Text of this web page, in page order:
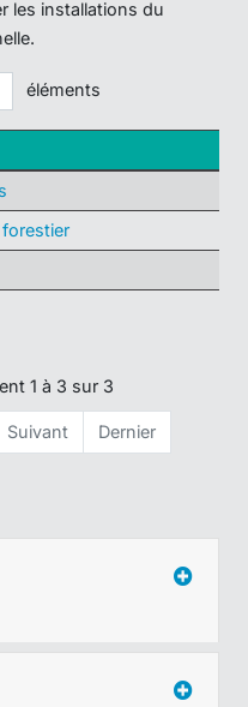
les installations du
éléments
1 à 3 sur 3
Suivant Dernier